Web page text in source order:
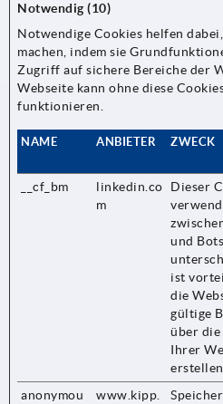
Notwendig (10)
Notwendige Cookies helfen
machen, indem sie
Zugriff auf sichere Bereiche der
Webseite kann ohne diese
funktionieren.
NAME ANBIETER ZWECK
__cf_bm
linkedin.co
m
Dieser
und
ist
die
gültige
über
Ihrer
anonymou
www.kipp.